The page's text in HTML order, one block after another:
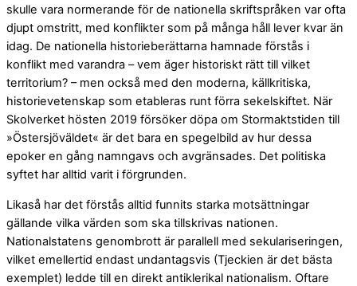
skulle vara normerande för de nationella skriftspråken var ofta
djupt omstritt, med konflikter som på många håll lever kvar än
idag. De nationella historieberättarna hamnade förstås i
konflikt med varandra – vem äger historiskt rätt till vilket
territorium? – men också med den moderna, källkritiska,
historievetenskap som etableras runt förra sekelskiftet. När
Skolverket hösten 2019 försöker döpa om Stormaktstiden till
»Östersjöväldet« är det bara en spegelbild av hur dessa
epoker en gång namngavs och avgränsades. Det politiska
syftet har alltid varit i förgrunden.
Likaså har det förstås alltid funnits starka motsättningar
gällande vilka värden som ska tillskrivas nationen.
Nationalstatens genombrott är parallell med sekulariseringen,
vilket emellertid endast undantagsvis (Tjeckien är det bästa
exemplet) ledde till en direkt antiklerikal nationalism. Oftare